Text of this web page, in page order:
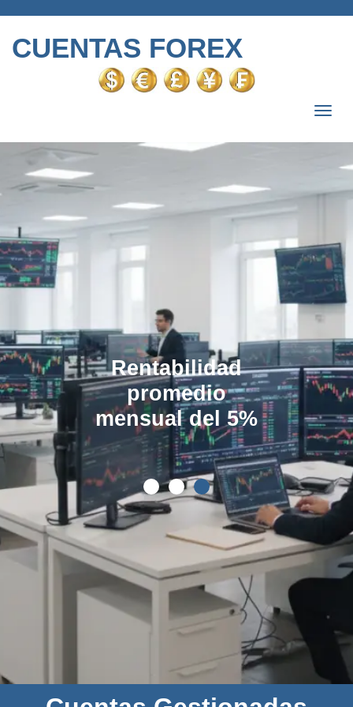
CUENTAS FOREX
Rentabilidad
promedio
mensual del 5%